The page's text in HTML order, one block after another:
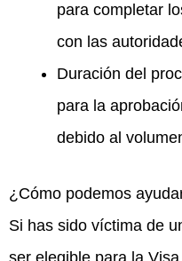
para completar
con las
Duración del
para la
debido al
¿Cómo podemos
Si has sido víctima de
ser elegible para la